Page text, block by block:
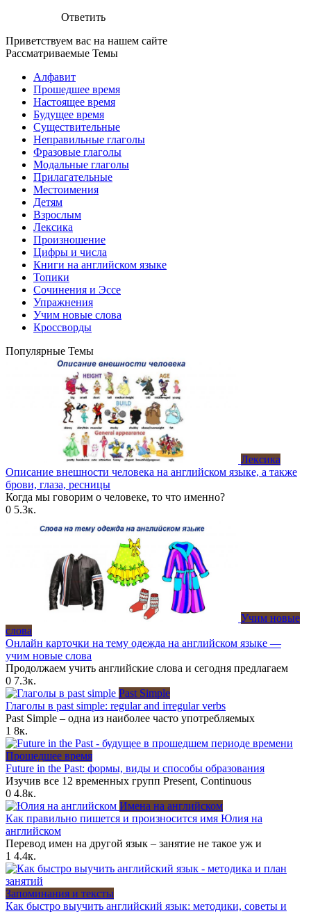
Ответить
Приветствуем вас на нашем сайте
Рассматриваемые Темы
Алфавит
Прошедшее время
Настоящее время
Будущее время
Существительные
Неправильные глаголы
Фразовые глаголы
Модальные глаголы
Прилагательные
Местоимения
Детям
Взрослым
Лексика
Произношение
Цифры и числа
Книги на английском языке
Топики
Сочинения и Эссе
Упражнения
Учим новые слова
Кроссворды
Популярные Темы
Лексика
Описание внешности человека на английском языке, а также
брови, глаза, ресницы
Когда мы говорим о человеке, то что именно?
0 5.3к.
Учим новые
слова
Онлайн карточки на тему одежда на английском языке —
учим новые слова
Продолжаем учить английские слова и сегодня предлагаем
0 7.3к.
Past Simple
Глаголы в past simple: regular and irregular verbs
Past Simple – одна из наиболее часто употребляемых
1 8к.
Прошедшее время
Future in the Past: формы, виды и способы образования
Изучив все 12 временных групп Present, Continuous
0 4.8к.
Имена на английском
Как правильно пишется и произносится имя Юлия на
английском
Перевод имен на другой язык – занятие не такое уж и
1 4.4к.
Запоминания и тексты
Как быстро выучить английский язык: методики, советы и